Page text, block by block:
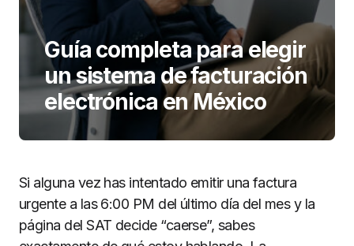
Guía completa para elegir
un sistema de facturación
electrónica en México
Si alguna vez has intentado emitir una factura
urgente a las 6:00 PM del último día del mes y la
página del SAT decide “caerse”, sabes